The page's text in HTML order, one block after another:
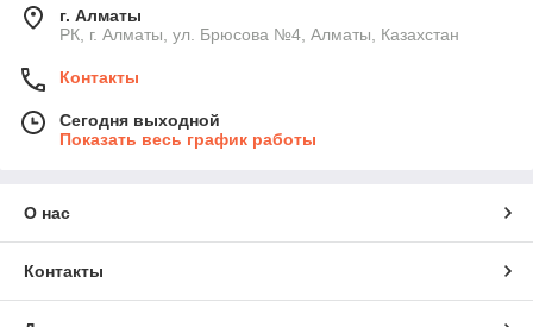
г. Алматы
РК, г. Алматы, ул. Брюсова №4, Алматы, Казахстан
Контакты
Сегодня выходной
Показать весь график работы
О нас
Контакты